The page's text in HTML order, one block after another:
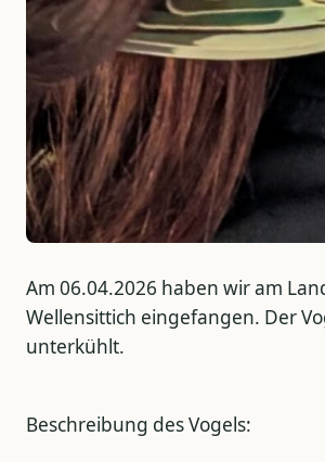
Am 06.04.2026 haben wir am
Wellensittich eingefangen. Der
unterkühlt.
Beschreibung des Vogels: